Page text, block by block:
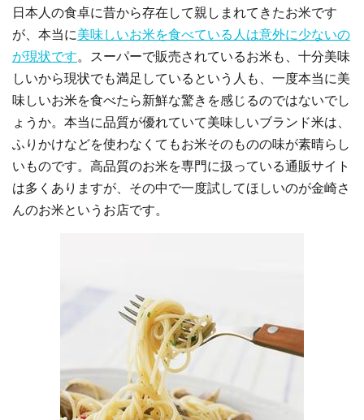
日本人の食卓に昔から存在して親しまれてきたお米です
が、本当に美味しいお米を食べている人は意外に少ないの
が現状です。スーパーで販売されているお米も、十分美味
しいから現状でも満足しているという人も、一度本当に美
味しいお米を食べたら新鮮な驚きを感じるのではないでし
ょうか。本当に品質が優れていて美味しいブランド米は、
ふりかけなどを使わなくてもお米そのものの味が素晴らし
いものです。高品質のお米を専門に扱っている通販サイト
は多くありますが、その中で一度試してほしいのが金崎さ
んのお米というお店です。